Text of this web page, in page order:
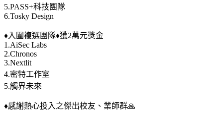
5.PASS+科技團隊
6.Tosky Design
♦️入圍複選團隊♦️獲2萬元獎金
1.AiSec Labs
2.Chronos
3.Nextlit
4.密特工作室
5.觸界未來
♦️感謝熱心投入之傑出校友、業師群🙏